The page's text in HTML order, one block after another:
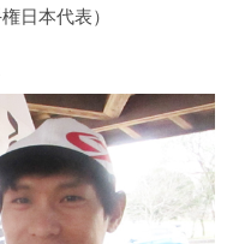
日本代表）